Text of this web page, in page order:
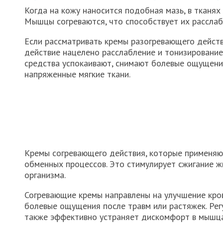
Когда на кожу наносится подобная мазь, в
Мышцы согреваются, что способствует их
Если рассматривать кремы разогревающего
действие нацелено расслабление и
средства успокаивают, снимают болевые
напряженные мягкие ткани.
Кремы согревающего действия, которые
обменных процессов. Это стимулирует сжигание
организма.
Согревающие кремы направлены на улучшение
болевые ощущения после травм или растяжек.
также эффективно устраняет дискомфорт в